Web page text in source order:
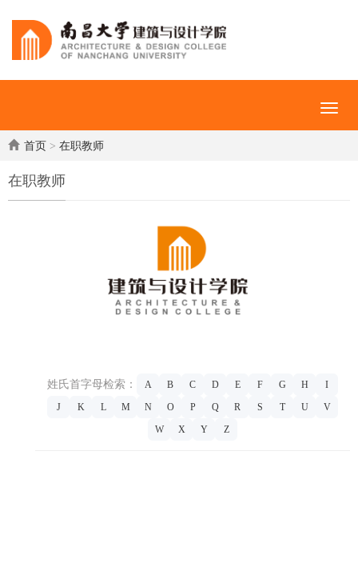
首页 > 在职教师
在职教师
姓氏首字母检索： A B C D E F G H
I
J
K L M N O P Q R S T U
V
W
X Y Z